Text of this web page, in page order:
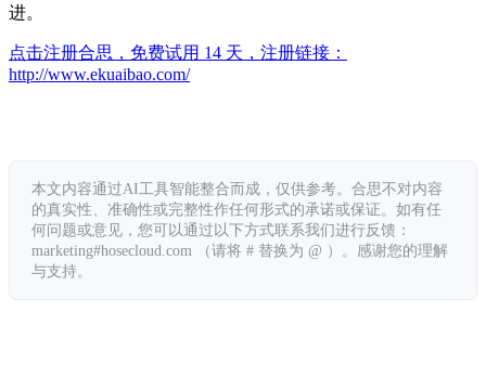
进。
点击注册合思，免费试用 14 天，注册链接：
http://www.ekuaibao.com/
本文内容通过AI工具智能整合而成，仅供参考。合思不对内容
的真实性、准确性或完整性作任何形式的承诺或保证。如有任
何问题或意见，您可以通过以下方式联系我们进行反馈：
marketing#hosecloud.com （请将 # 替换为 @ ）。感谢您的理解
与支持。